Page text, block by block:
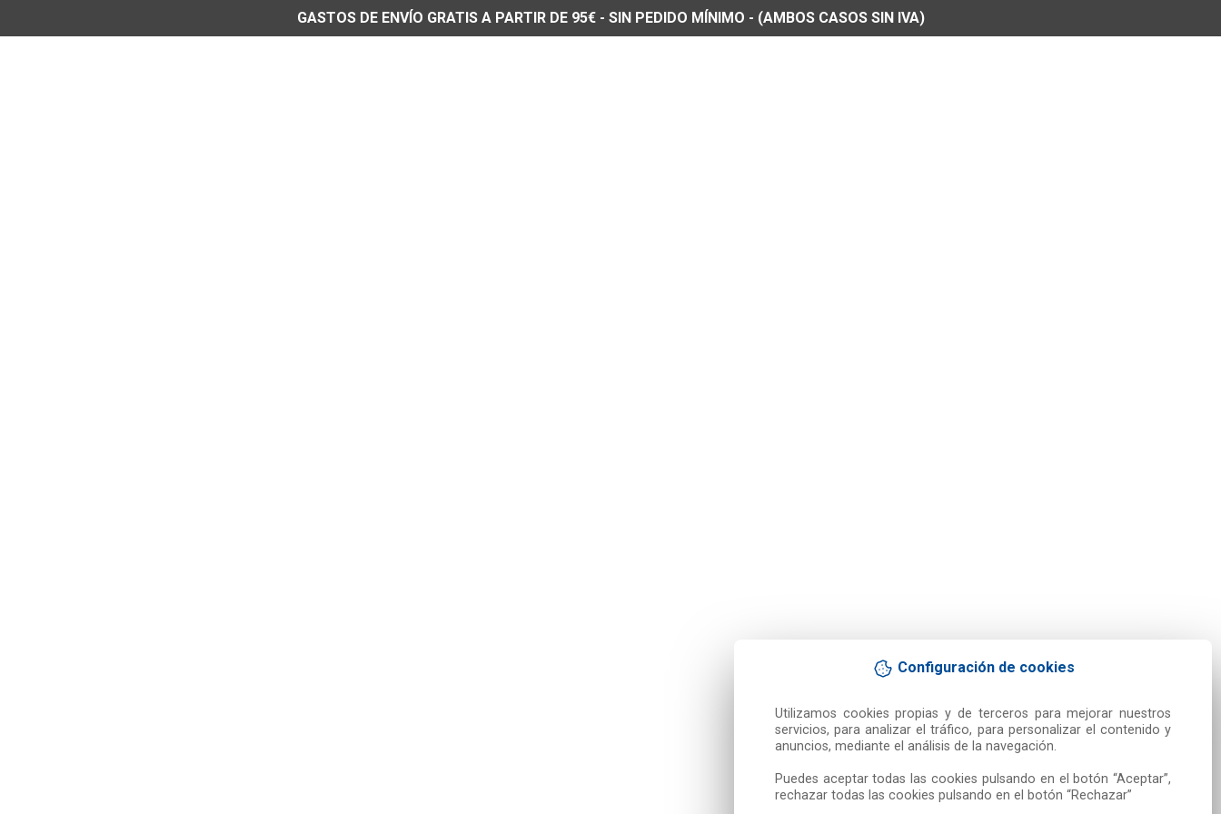
Configuración de cookies
Utilizamos cookies propias y de terceros para mejorar nuestros
servicios, para analizar el tráfico, para personalizar el contenido y
anuncios, mediante el análisis de la navegación.
Puedes aceptar todas las cookies pulsando en el botón “Aceptar”,
rechazar todas las cookies pulsando en el botón “Rechazar”
GASTOS DE ENVÍO GRATIS A PARTIR DE 95€ - SIN PEDIDO MÍNIMO - (AMBOS CASOS SIN IVA)